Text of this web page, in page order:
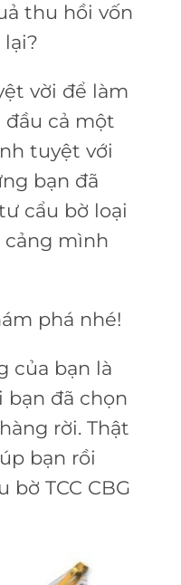
thu hồi vốn
vời để làm
đầu cả một
tuyệt với
bạn đã
cẩu bờ loại
cảng mình
phá nhé!
của bạn là
bạn đã chọn
rời. Thật
bạn rồi
bờ TCC CBG